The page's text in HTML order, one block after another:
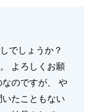
でしょうか？
よろしくお願
のですが、 や
たこともない